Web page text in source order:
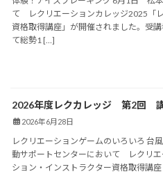
て レクリエーションカレッジ2025「
資格取得講座」が開催されました。受
て総勢1 […]
2026年度レクカレッジ 第2回 講
2026年6月28日
レクリエーションゲームのいろいろ 台
動サポートセンターにおいて レクリ
ション・インストラクター資格取得講